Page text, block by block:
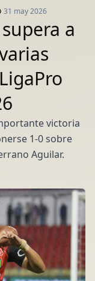
31 may 2026
a
victoria
1-0 sobre
Aguilar.